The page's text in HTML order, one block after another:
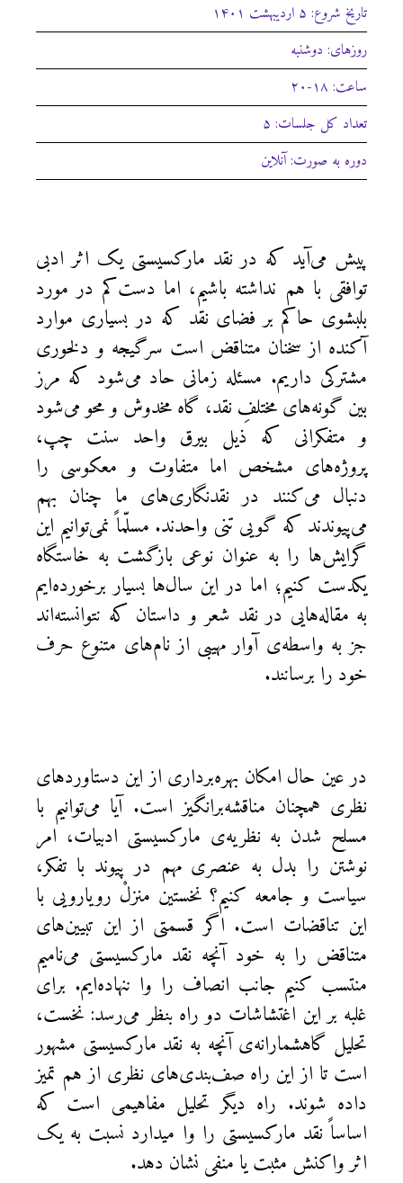
تاریخ شروع: ۵ اردیبهشت ۱۴۰۱
روزهای: دوشنبه‌
ساعت: ۱۸-۲۰
تعداد کل جلسات: ۵
دوره به صورت: آنلاین
پیش می‌آید که در نقد مارکسیستی یک اثر ادبی
توافقی با هم نداشته باشیم، اما دست‌کم در مورد
بلبشوی حاکم بر فضای نقد که در بسیاری موارد
آکنده از سخنان متناقض است سرگیجه و دلخوری
مشترکی داریم. مسئله زمانی حاد می‌شود که مرز
بین گونه‌های مختلفِ نقد، گاه مخدوش و محو می‌شود
و متفکرانی که ذیل بیرق واحد سنت چپ،
پروژه‌های مشخص اما متفاوت و معکوسی را
دنبال می‌کنند در نقدنگاری‌های ما چنان بهم
می‌پیوندند که گویی تنی واحدند. مسلّماً نمی‌توانیم این
گرایش‌ها را به عنوان نوعی بازگشت به خاستگاه
یکدست کنیم؛ اما در این سال‌ها بسیار برخورده‌ایم
به مقاله‌هایی در نقد شعر و داستان که نتوانسته‌اند
جز به واسطه‌ی آوار مهیبی از نام‌های متنوع حرف
خود را برسانند.
در عین حال امکان بهره‌برداری از این دستاوردهای
نظری همچنان مناقشه‌برانگیز است. آیا می‌توانیم با
مسلح شدن به نظریه‌ی مارکسیستی ادبیات، امر
نوشتن را بدل به عنصری مهم در پیوند با تفکر،
سیاست و جامعه کنیم؟ نخستین منزلْ رویارویی با
این تناقضات است. اگر قسمتی از این تبیین‌های
متناقض را به خود آنچه نقد مارکسیستی می‌نامیم
منتسب کنیم جانب انصاف را وا ننهاده‌ایم. برای
غلبه بر این اغتشاشات دو راه بنظر می‌رسد: نخست،
تحلیل گاهشمارانه‌ی آنچه به نقد مارکسیستی مشهور
است تا از این راه صف‌بندی‌های نظری از هم تمیز
داده شوند. راه دیگر تحلیل مفاهیمی است که
اساساً نقد مارکسیستی را وا میدارد نسبت به یک
اثر واکنش مثبت یا منفی نشان دهد.